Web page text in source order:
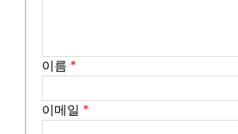
이름 *
이메일 *